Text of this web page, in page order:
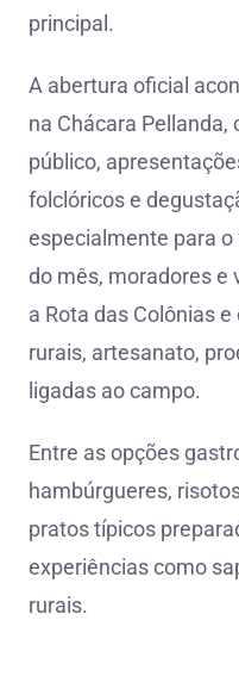
principal.
A abertura oficial
na Chácara
público,
folclóricos e
especialmente para
do mês, moradores e
a Rota das Colônias
rurais, artesanato,
ligadas ao campo.
Entre as opções
hambúrgueres,
pratos típicos
experiências como
rurais.